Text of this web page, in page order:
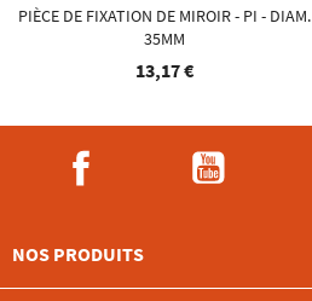
PIÈCE DE FIXATION DE MIROIR - PI - DIAM.
35MM
13,17 €
NOS PRODUITS